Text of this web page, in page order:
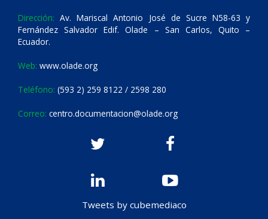
Dirección: Av. Mariscal Antonio José de Sucre N58-63 y
Fernández Salvador Edif. Olade – San Carlos, Quito –
Ecuador.
Web: www.olade.org
Teléfono: (593 2) 259 8122 / 2598 280
Correo: centro.documentacion@olade.org
Tweets by cubemediaco